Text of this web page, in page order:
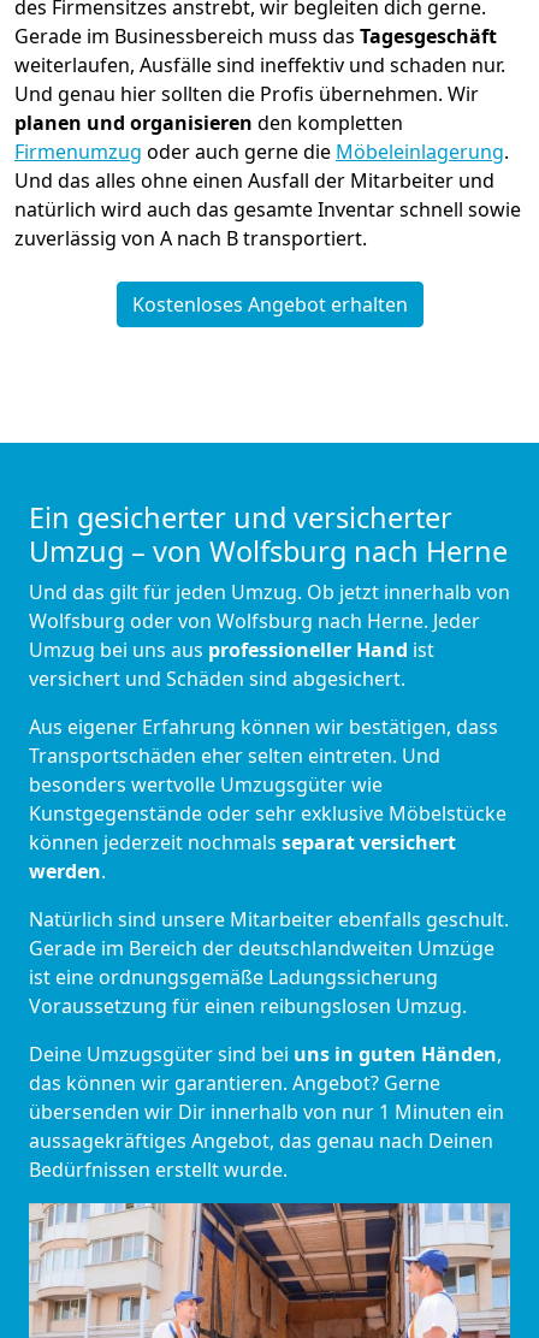
des Firmensitzes anstrebt, wir begleiten dich gerne.
Gerade im Businessbereich muss das Tagesgeschäft
weiterlaufen, Ausfälle sind ineffektiv und schaden nur.
Und genau hier sollten die Profis übernehmen. Wir
planen und organisieren den kompletten
Firmenumzug oder auch gerne die Möbeleinlagerung.
Und das alles ohne einen Ausfall der Mitarbeiter und
natürlich wird auch das gesamte Inventar schnell sowie
zuverlässig von A nach B transportiert.
Kostenloses Angebot erhalten
Ein gesicherter und versicherter
Umzug – von Wolfsburg nach Herne
Und das gilt für jeden Umzug. Ob jetzt innerhalb von
Wolfsburg oder von Wolfsburg nach Herne. Jeder
Umzug bei uns aus professioneller Hand ist
versichert und Schäden sind abgesichert.
Aus eigener Erfahrung können wir bestätigen, dass
Transportschäden eher selten eintreten. Und
besonders wertvolle Umzugsgüter wie
Kunstgegenstände oder sehr exklusive Möbelstücke
können jederzeit nochmals separat versichert
werden.
Natürlich sind unsere Mitarbeiter ebenfalls geschult.
Gerade im Bereich der deutschlandweiten Umzüge
ist eine ordnungsgemäße Ladungssicherung
Voraussetzung für einen reibungslosen Umzug.
Deine Umzugsgüter sind bei uns in guten Händen,
das können wir garantieren. Angebot? Gerne
übersenden wir Dir innerhalb von nur 1 Minuten ein
aussagekräftiges Angebot, das genau nach Deinen
Bedürfnissen erstellt wurde.